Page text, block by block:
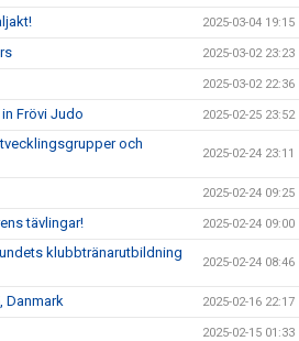
2025-03-04 19:15
2025-03-02 23:23
2025-03-02 22:36
Frövi Judo 2025-02-25 23:52
och
2025-02-24 23:11
2025-02-24 09:25
tävlingar! 2025-02-24 09:00
klubbtränarutbildning
2025-02-24 08:46
Danmark 2025-02-16 22:17
2025-02-15 01:33